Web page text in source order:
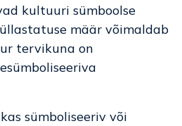
kultuuri sümboolse
määr võimaldab
tervikuna on
sümboliseeriv või